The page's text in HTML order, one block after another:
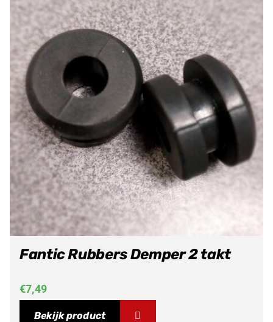
Fantic Rubbers Demper 2 takt
€7,49
Bekijk product